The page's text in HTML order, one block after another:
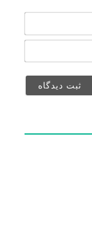
(منتشر